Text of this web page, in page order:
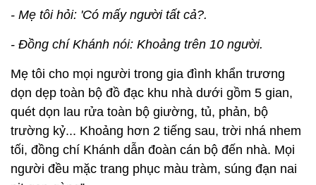
- Mẹ tôi hỏi: 'Có mấy người tất cả?.
- Đồng chí Khánh nói: Khoảng trên 10 người.
Mẹ tôi cho mọi người trong gia đình khẩn trương
dọn dẹp toàn bộ đồ đạc khu nhà dưới gồm 5 gian,
quét dọn lau rửa toàn bộ giường, tủ, phản, bộ
trường kỷ... Khoảng hơn 2 tiếng sau, trời nhá nhem
tối, đồng chí Khánh dẫn đoàn cán bộ đến nhà. Mọi
người đều mặc trang phục màu tràm, súng đạn nai